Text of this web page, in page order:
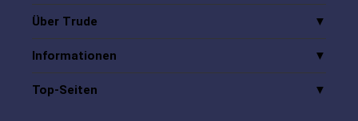
Über Trude
Informationen
Top-Seiten